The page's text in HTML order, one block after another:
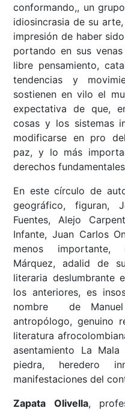
conformando,, un
idiosincrasia de su
impresión de haber
portando en sus
libre pensamiento,
tendencias y
sostienen en vilo el
expectativa de que,
cosas y los sistemas
modificarse en pro
paz, y lo más
derechos
En este círculo de
geográfico, figuran,
Fuentes, Alejo
Infante, Juan Carlos
menos importante,
Márquez, adalid de
literaria deslumbrante
los anteriores, es
nombre de Manuel
antropólogo, genuino
literatura
asentamiento La
piedra, heredero
manifestaciones del
Zapata Olivella,